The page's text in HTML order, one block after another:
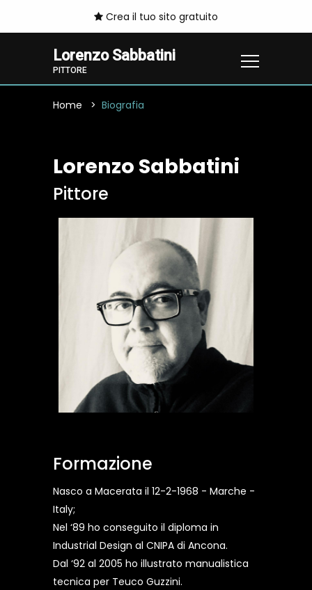
Crea il tuo sito gratuito
Lorenzo Sabbatini
PITTORE
Home Biografia
Lorenzo Sabbatini
Pittore
Formazione
Nasco a Macerata il 12-2-1968 - Marche -
Italy;
Nel ‘89 ho conseguito il diploma in
Industrial Design al CNIPA di Ancona.
Dal ‘92 al 2005 ho illustrato manualistica
tecnica per Teuco Guzzini.